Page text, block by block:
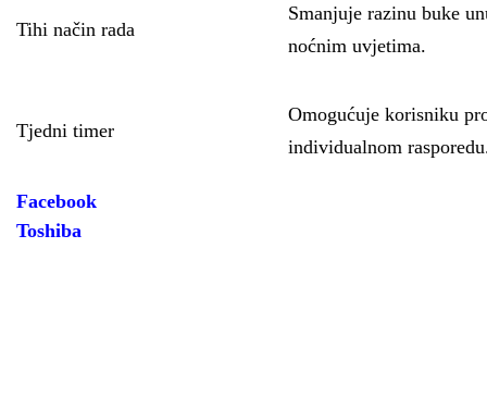
Tihi način rada
Smanjuje razinu buke
noćnim uvjetima.
Tjedni timer
Omogućuje korisniku
individualnom
Facebook
Toshiba